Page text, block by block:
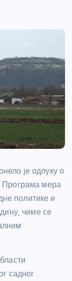
је одлуку о
Програма мера
политике и
чиме се
садног